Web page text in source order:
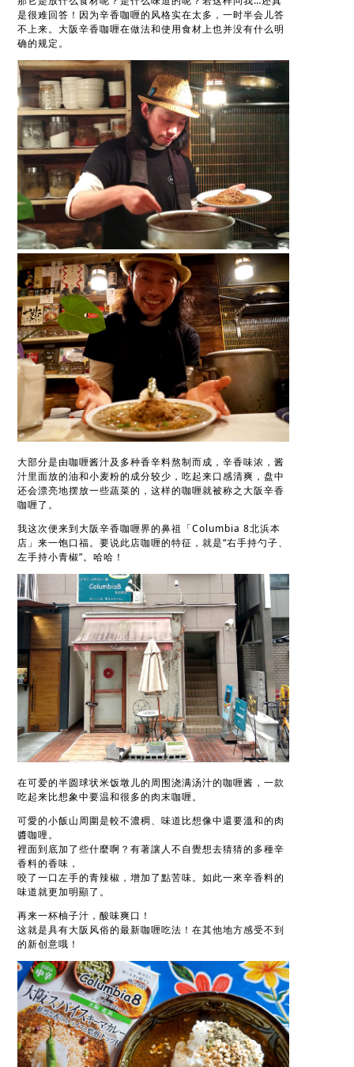
是很难回答！因为辛香咖喱的风格实在太多，一时半会儿答
不上来。大阪辛香咖喱在做法和使用食材上也并没有什么明
确的规定。
大部分是由咖喱酱汁及多种香辛料熬制而成，辛香味浓，酱
汁里面放的油和小麦粉的成分较少，吃起来口感清爽，盘中
还会漂亮地摆放一些蔬菜的，这样的咖喱就被称之大阪辛香
咖喱了。
我这次便来到大阪辛香咖喱界的鼻祖「Columbia 8北浜本
店」来一饱口福。要说此店咖喱的特征，就是“右手持勺子、
左手持小青椒”。哈哈！
在可爱的半圆球状米饭墩儿的周围浇满汤汁的咖喱酱，一款
吃起来比想象中要温和很多的肉末咖喱。
可愛的小飯山周圍是較不濃稠、味道比想像中還要溫和的肉
醬咖哩。
裡面到底加了些什麼啊？有著讓人不自覺想去猜猜的多種辛
香料的香味，
咬了一口左手的青辣椒，增加了點苦味。如此一來辛香料的
味道就更加明顯了。
再来一杯柚子汁，酸味爽口！
这就是具有大阪风俗的最新咖喱吃法！在其他地方感受不到
的新创意哦！